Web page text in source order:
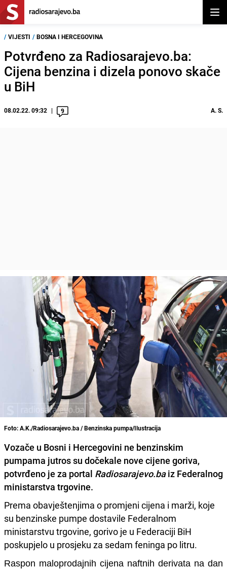
/ VIJESTI / BOSNA I HERCEGOVINA
Potvrđeno za Radiosarajevo.ba:
Cijena benzina i dizela ponovo skače
u BiH
08.02.22. 09:32 9 A. S.
Foto: A.K./Radiosarajevo.ba / Benzinska pumpa/Ilustracija
Vozače u Bosni i Hercegovini ne benzinskim
pumpama jutros su dočekale nove cijene goriva,
potvrđeno je za portal Radiosarajevo.baiz Federalnog
ministarstva trgovine.
Prema obavještenjima o promjeni cijena i marži, koje
su benzinske pumpe dostavile Federalnom
ministarstvu trgovine, gorivo je u Federaciji BiH
poskupjelo u prosjeku za sedam feninga po litru.
Raspon maloprodajnih cijena naftnih derivata na dan